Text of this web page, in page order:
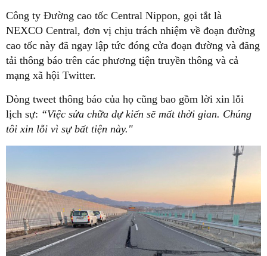
Công ty Đường cao tốc Central Nippon, gọi tắt là
NEXCO Central, đơn vị chịu trách nhiệm về đoạn đường
cao tốc này đã ngay lập tức đóng cửa đoạn đường và đăng
tải thông báo trên các phương tiện truyền thông và cả
mạng xã hội Twitter.
Dòng tweet thông báo của họ cũng bao gồm lời xin lỗi
lịch sự: “Việc sửa chữa dự kiến sẽ mất thời gian. Chúng
tôi xin lỗi vì sự bất tiện này."